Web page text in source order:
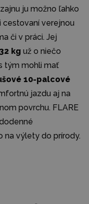
ju možno ľahko
cestovaní verejnou
či v práci. Jej
kg už o niečo
tým mohli mať
10-palcové
jazdu aj na
povrchu. FLARE
na výlety do prírody.